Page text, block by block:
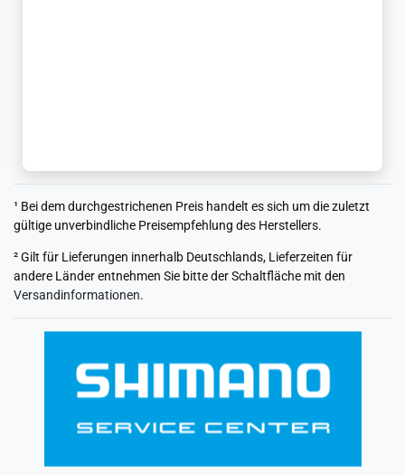
¹ Bei dem durchgestrichenen Preis handelt es sich um die zuletzt
gültige unverbindliche Preisempfehlung des Herstellers.
² Gilt für Lieferungen innerhalb Deutschlands, Lieferzeiten für
andere Länder entnehmen Sie bitte der Schaltfläche mit den
Versandinformationen.